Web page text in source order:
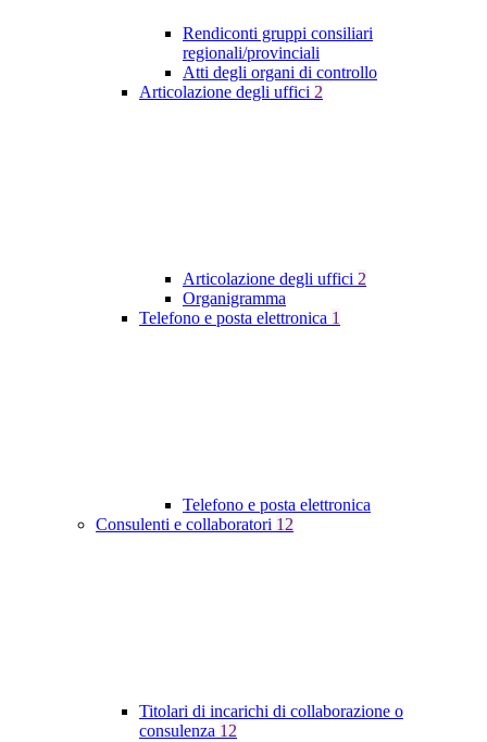
Rendiconti gruppi consiliari
regionali/provinciali
Atti degli organi di controllo
Articolazione degli uffici 2
Articolazione degli uffici 2
Organigramma
Telefono e posta elettronica 1
Telefono e posta elettronica
Consulenti e collaboratori 12
Titolari di incarichi di collaborazione o
consulenza 12